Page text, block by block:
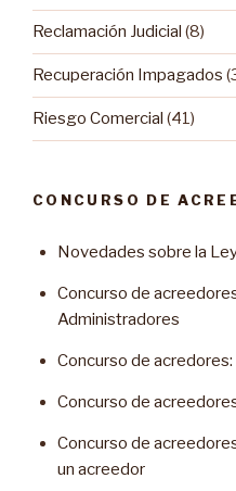
Reclamación Judicial (8)
Recuperación Impagados
Riesgo Comercial (41)
CONCURSO DE
Novedades sobre la
Concurso de
Administradores
Concurso de
Concurso de
Concurso de
un acreedor